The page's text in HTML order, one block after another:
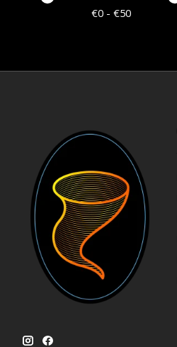
€0 - €50